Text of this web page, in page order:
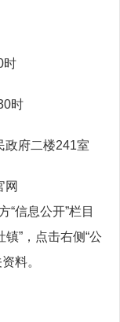
时
时
政府二楼241室
网
“信息公开”栏目
”，点击右侧“公
料。